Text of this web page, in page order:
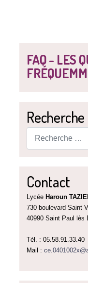
FAQ - LES
Recherche
Contact
Lycée Haroun
730 boulevard Saint
40990 Saint Paul lès
Tél. : 05.58.91.33.40
Mail :